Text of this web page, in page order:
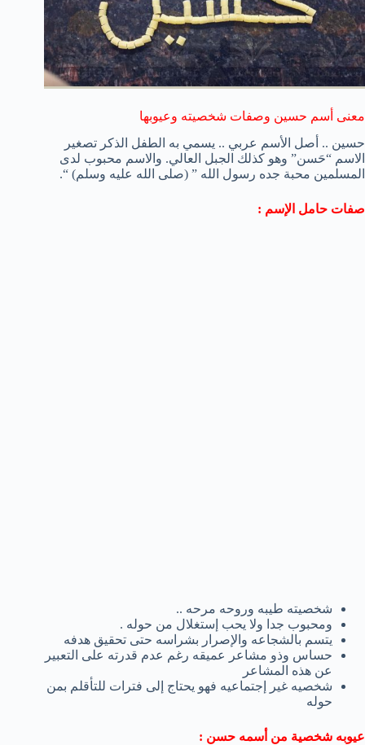
معنى أسم حسين وصفات شخصيته وعيوبها
حسين .. أصل الأسم عربي .. يسمي به الطفل الذكر تصغير
الاسم “حَسن” وهو كذلك الجبل العالي. والاسم محبوب لدى
المسلمين محبة جده رسول الله ” (صلى الله عليه وسلم) “.
صفات حامل الإسم :
شخصيته طيبه وروحه مرحه ..
ومحبوب جدا ولا يحب إستغلال من حوله .
يتسم بالشجاعه والإصرار بشراسه حتى تحقيق هدفه
حساس وذو مشاعر عميقه رغم عدم قدرته على التعبير
عن هذه المشاعر
شخصيه غير إجتماعيه فهو يحتاج إلى فترات للتأقلم بمن
حوله
عيوبه شخصية من أسمه حسن :